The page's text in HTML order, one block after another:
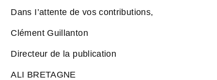
Dans I’attente de vos contributions,
Clément Guillanton
Directeur de la publication
ALI BRETAGNE